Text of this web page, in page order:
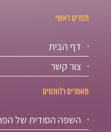
תפריט ראשי
דף הבית
צור קשר
מאמרים רלוונטים
השפה הסודית של